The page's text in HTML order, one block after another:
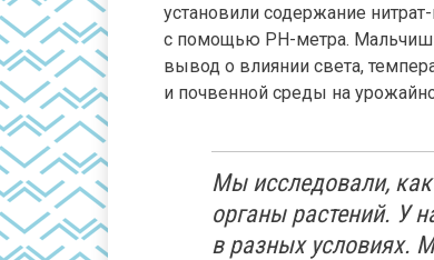
установили содержание
с помощью PH-метра.
вывод о влиянии света,
и почвенной среды на
Мы исследовали,
органы растений. У
в разных условиях.